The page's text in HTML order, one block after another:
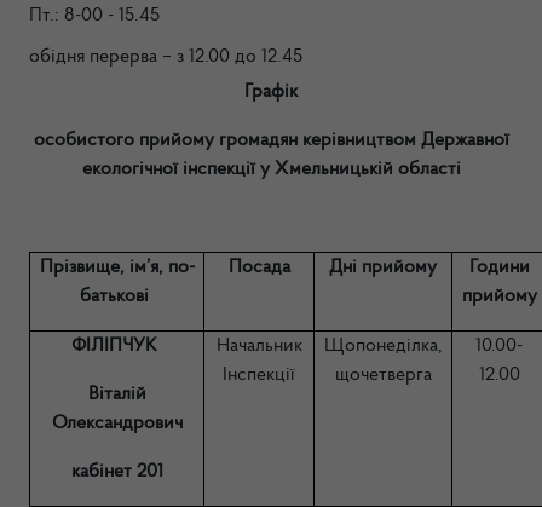
Пт.: 8-00 - 15.45
обідня перерва – з 12.00 до 12.45
Графік
особистого прийому громадян керівництвом Державної
екологічної інспекції у Хмельницькій області
Прізвище, ім’я, по-
батькові
Посада Дні прийому
Години
прийому
ФІЛІПЧУК
Віталій
Олександрович
кабінет 201
Начальник
Інспекції
Щопонеділка,
щочетверга
10.00-
12.00